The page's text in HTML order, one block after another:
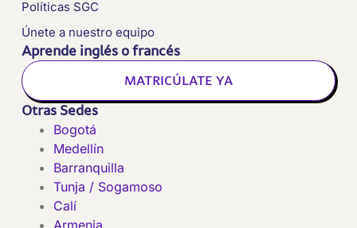
Políticas SGC
Únete a nuestro equipo
Aprende inglés o francés
MATRICÚLATE YA
Otras Sedes
Bogotá
Medellín
Barranquilla
Tunja / Sogamoso
Calí